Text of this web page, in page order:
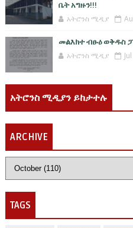
ቤት አግዙን!!!
አትሮንስ ሚዲያ
መልእክተ ብፁዕ ወቅዱስ
አትሮንስ ሚዲያ
አትሮንስ ሚዲያን ይከታተሉ
ARCHIVE
TAGS